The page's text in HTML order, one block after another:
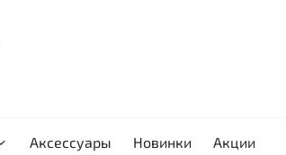
Аксессуары Новинки Акции